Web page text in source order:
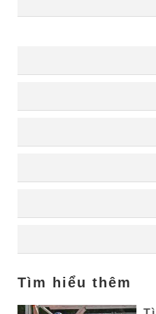
Tìm hiểu thêm